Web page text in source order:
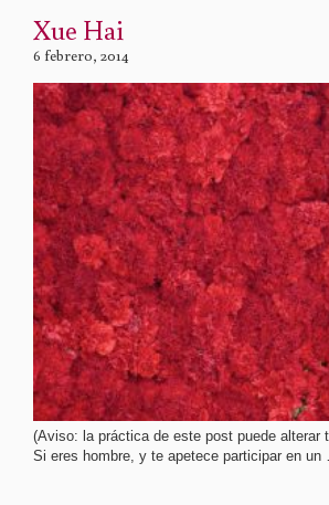
Xue Hai
6 febrero, 2014
(Aviso: la práctica de este post puede alterar
Si eres hombre, y te apetece participar en un